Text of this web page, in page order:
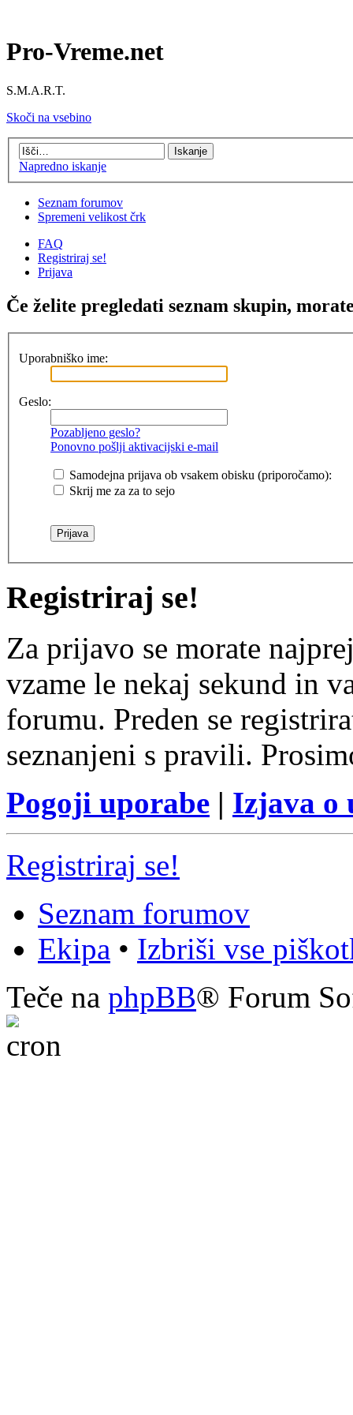
Pro-Vreme.net
S.M.A.R.T.
Skoči na vsebino
Napredno iskanje
Seznam forumov
Spremeni velikost črk
FAQ
Registriraj se!
Prijava
Če želite pregledati seznam skupin,
Uporabniško ime:
Geslo:
Pozabljeno geslo?
Ponovno pošlji aktivacijski e-mail
Samodejna prijava ob vsakem obisku (priporočamo):
Skrij me za za to sejo
Registriraj se!
Za prijavo se morate
vzame le nekaj sekund in
forumu. Preden se
seznanjeni s pravili.
Pogoji uporabe | Izjava o
Registriraj se!
Seznam forumov
Ekipa • Izbriši vse
Teče na phpBB® Forum